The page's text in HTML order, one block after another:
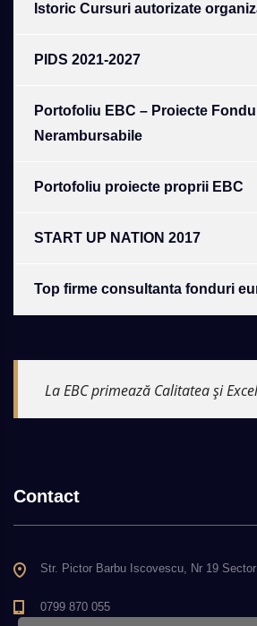
Istoric Cursuri autorizate
PIDS 2021-2027
Portofoliu EBC – Proiecte
Nerambursabile
Portofoliu proiecte proprii EBC
START UP NATION 2017
Top firme consultanta fonduri
La EBC primează Calitatea și
Contact
Str. Pictor Barbu Iscovescu, Nr 19
0799 870 055